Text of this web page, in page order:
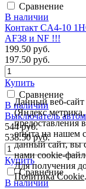
Сравнение
В наличии
Контакт CA4-10
AF38 и NF !!!
199.50 руб.
197.50 руб.
Купить
Сравнение
В наличии
Выключатель
544 руб.
538.50 руб.
Купить
Сравнение
В наличии
Данный веб-сайт
(Яндекс
предоставления
опыта на нашем
данный сайт, вы
нами cookie-
Для получения
Политика Cookie.